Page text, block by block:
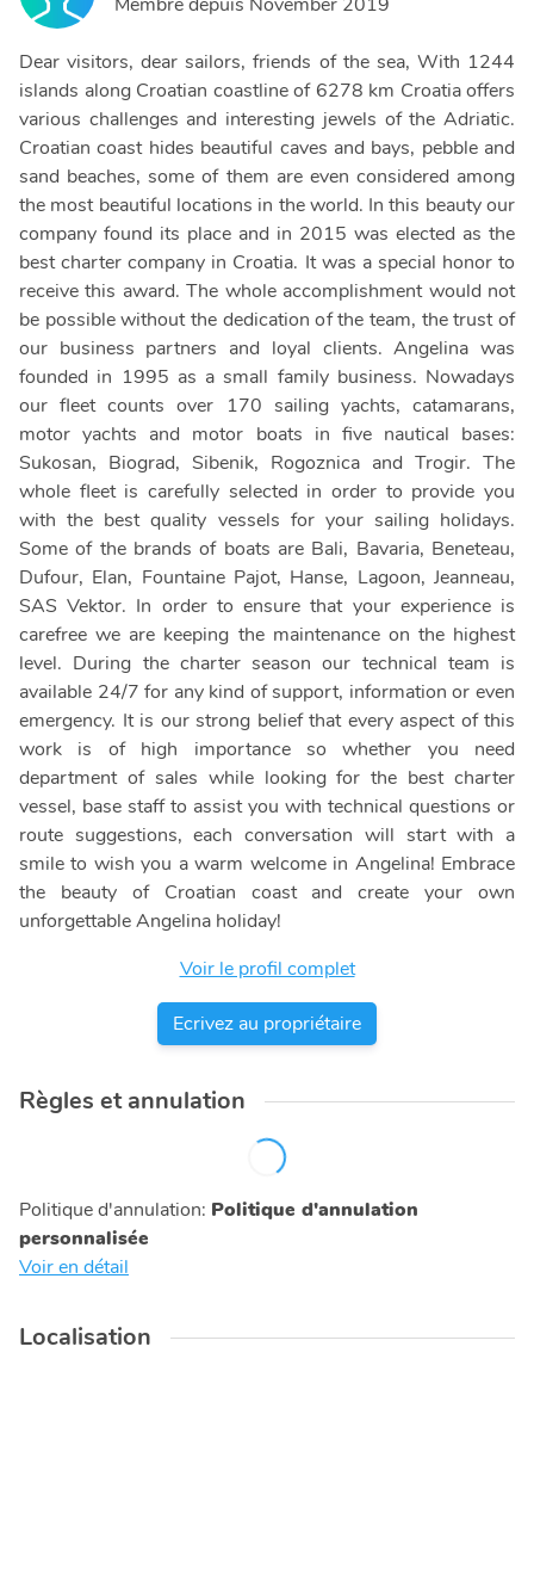
Dear visitors, dear sailors, friends of the sea, With 1244
islands along Croatian coastline of 6278 km Croatia offers
various challenges and interesting jewels of the Adriatic.
Croatian coast hides beautiful caves and bays, pebble and
sand beaches, some of them are even considered among
the most beautiful locations in the world. In this beauty our
company found its place and in 2015 was elected as the
best charter company in Croatia. It was a special honor to
receive this award. The whole accomplishment would not
be possible without the dedication of the team, the trust of
our business partners and loyal clients. Angelina was
founded in 1995 as a small family business. Nowadays
our fleet counts over 170 sailing yachts, catamarans,
motor yachts and motor boats in five nautical bases:
Sukosan, Biograd, Sibenik, Rogoznica and Trogir. The
whole fleet is carefully selected in order to provide you
with the best quality vessels for your sailing holidays.
Some of the brands of boats are Bali, Bavaria, Beneteau,
Dufour, Elan, Fountaine Pajot, Hanse, Lagoon, Jeanneau,
SAS Vektor. In order to ensure that your experience is
carefree we are keeping the maintenance on the highest
level. During the charter season our technical team is
available 24/7 for any kind of support, information or even
emergency. It is our strong belief that every aspect of this
work is of high importance so whether you need
department of sales while looking for the best charter
vessel, base staff to assist you with technical questions or
route suggestions, each conversation will start with a
smile to wish you a warm welcome in Angelina! Embrace
the beauty of Croatian coast and create your own
unforgettable Angelina holiday!
Voir le profil complet
Ecrivez au propriétaire
Règles et annulation
Politique d'annulation: Politique d'annulation
personnalisée
Voir en détail
Localisation